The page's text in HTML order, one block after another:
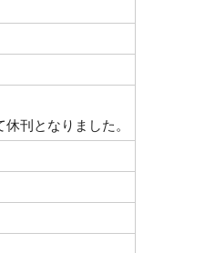
刊となりました。